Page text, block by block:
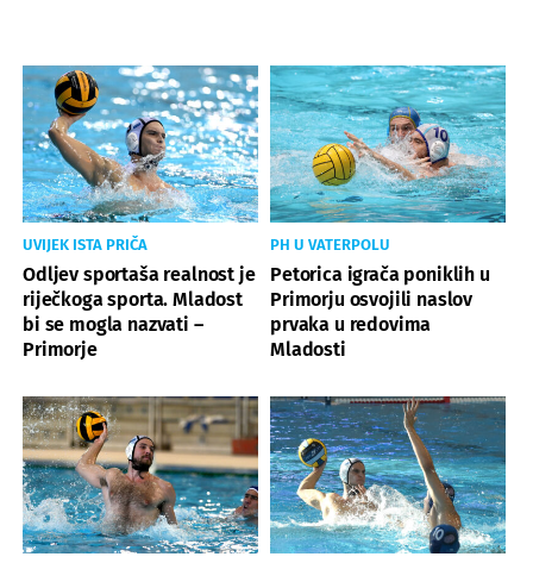
UVIJEK ISTA PRIČA
Odljev sportaša realnost je
riječkoga sporta. Mladost
bi se mogla nazvati –
Primorje
PH U VATERPOLU
Petorica igrača poniklih u
Primorju osvojili naslov
prvaka u redovima
Mladosti